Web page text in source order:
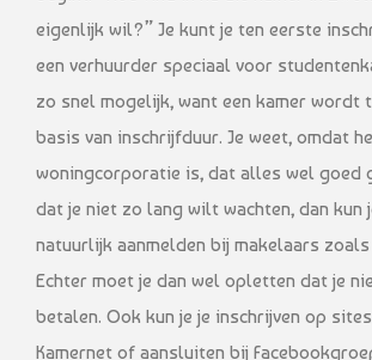
eigenlijk wil?” Je kunt je ten eerste
een verhuurder speciaal voor
zo snel mogelijk, want een kamer wordt
basis van inschrijfduur. Je weet, omdat
woningcorporatie is, dat alles wel goed
dat je niet zo lang wilt wachten, dan kun
natuurlijk aanmelden bij makelaars zoals
Echter moet je dan wel opletten dat je
betalen. Ook kun je je inschrijven op
Kamernet of aansluiten bij